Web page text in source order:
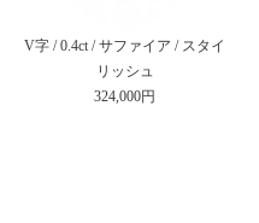
V字 / 0.4ct / サファイア / スタイ
リッシュ
324,000円